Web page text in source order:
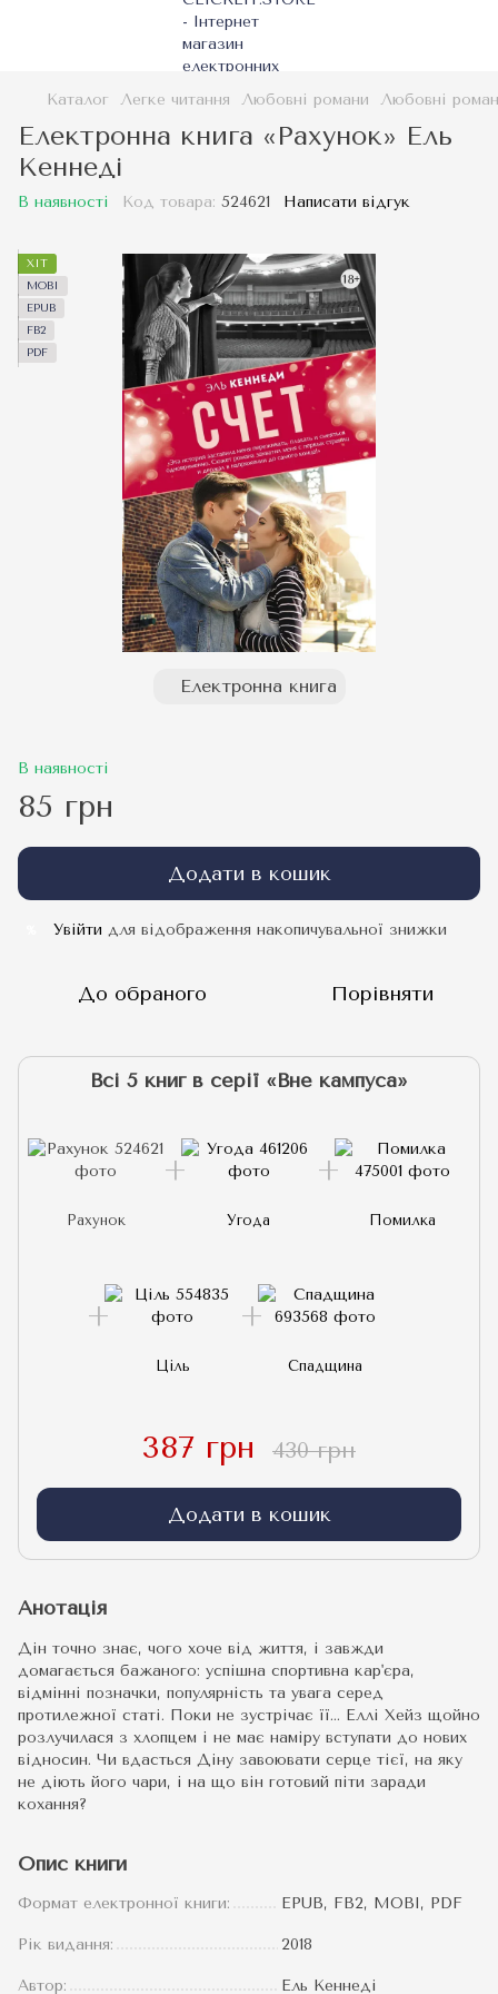
Каталог Легке читання Любовні романи Любовні
Електронна книга «Рахунок» Ель
Кеннеді
В наявності Код товара: 524621 Написати відгук
ХІТ
MOBI
EPUB
FB2
PDF
Електронна книга
В наявності
85 грн
Додати в кошик
Увійти для відображення накопичувальної знижки
До обраного Порівняти
Всі 5 книг в серії «Вне кампуса»
Рахунок Угода Помилка
Ціль Спадщина
387 грн 430 грн
Додати в кошик
Анотація
Дін точно знає, чого хоче від життя, і завжди
домагається бажаного: успішна спортивна кар'єра,
відмінні позначки, популярність та увага серед
протилежної статі. Поки не зустрічає її… Еллі Хейз щойно
розлучилася з хлопцем і не має наміру вступати до нових
відносин. Чи вдасться Діну завоювати серце тієї, на яку
не діють його чари, і на що він готовий піти заради
кохання?
Опис книги
Формат електронної книги: EPUB, FB2, MOBI, PDF
Рік видання: 2018
Автор: Ель Кеннеді